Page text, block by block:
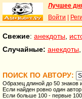
Лучшее
Войти
Свежие: анекдоты
Случайные: анекдоты
ПОИСК ПО АВТОРУ:
Образец длиной до 50 знаков
Если найден ровно один
Если больше 100 - первые